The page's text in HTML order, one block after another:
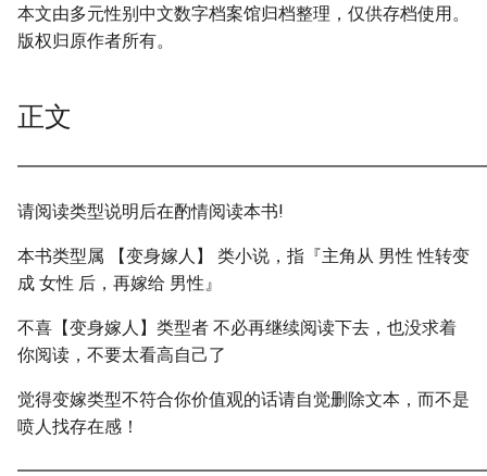
本文由多元性别中文数字档案馆归档整理，仅供存档使用。
版权归原作者所有。
正文
请阅读类型说明后在酌情阅读本书!
本书类型属 【变身嫁人】 类小说，指『主角从 男性 性转变
成 女性 后，再嫁给 男性』
不喜【变身嫁人】类型者 不必再继续阅读下去，也没求着
你阅读，不要太看高自己了
觉得变嫁类型不符合你价值观的话请自觉删除文本，而不是
喷人找存在感！